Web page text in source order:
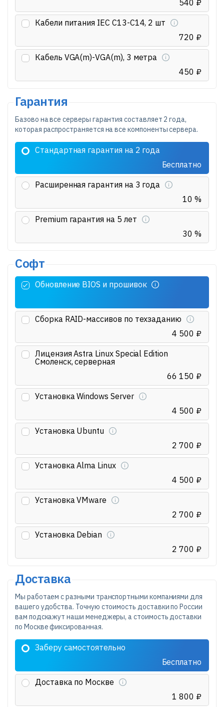
540 ₽
Кабели питания IEC C13-C14, 2 шт
720 ₽
Кабель VGA(m)-VGA(m), 3 метра
450 ₽
Гарантия
Базово на все серверы гарантия составляет 2 года,
которая распространяется на все компоненты сервера.
Стандартная гарантия на 2 года
Бесплатно
Расширенная гарантия на 3 года
10 %
Premium гарантия на 5 лет
30 %
Софт
Обновление BIOS и прошивок
Сборка RAID-массивов по техзаданию
4 500 ₽
Лицензия Astra Linux Special Edition
Смоленск, серверная
66 150 ₽
Установка Windows Server
4 500 ₽
Установка Ubuntu
2 700 ₽
Установка Alma Linux
4 500 ₽
Установка VMware
2 700 ₽
Установка Debian
2 700 ₽
Доставка
Мы работаем с разными транспортными компаниями для
вашего удобства. Точную стоимость доставки по России
вам подскажут наши менеджеры, а стоимость доставки
по Москве фиксированная.
Заберу самостоятельно
Бесплатно
Доставка по Москве
1 800 ₽